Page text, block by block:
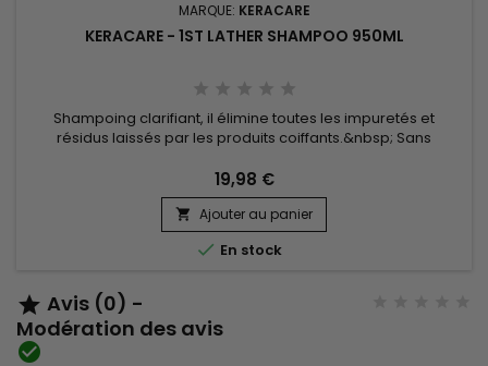
MARQUE: KERACARE
KERACARE - 1ST LATHER SHAMPOO 950ML
Shampoing clarifiant, il élimine toutes les impuretés et
résidus laissés par les produits coiffants.&nbsp; Sans
nettoient, nourrissent et fortifient les cheveux.
&nbsp;KeraCare 1st Lather Shampoo nettoie en profondeur,
détoxifie les cheveux et le cuir chevelu, rafraîchit et
purifie.&nbsp; Sa...
19,98 €
 Ajouter au panier
 En stock
 Avis (0) -
Modération des avis
